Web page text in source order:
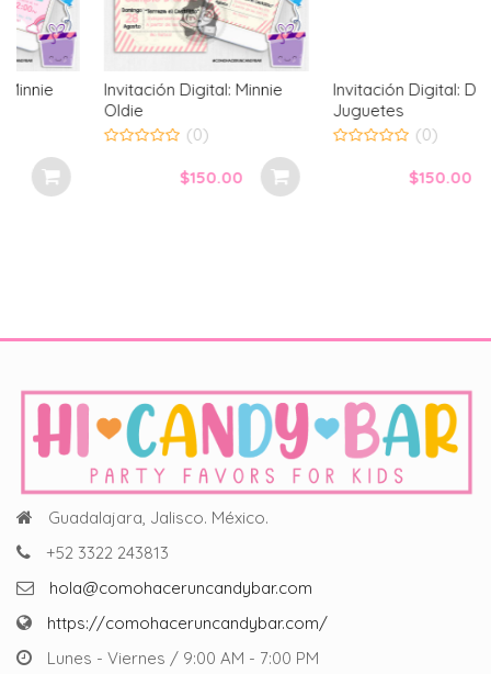
Invitación Digital: Minnie
out
of
(0)
Invitación Digital: Doctora
out
of
(0)
Guadalajara, Jalisco. México.
+52 3322 243813
hola@comohaceruncandybar.com
https://comohaceruncandybar.com/
Lunes - Viernes / 9:00 AM - 7:00 PM